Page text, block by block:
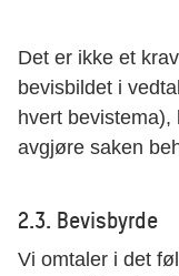
Det er ikke et
bevisbildet i
hvert
avgjøre saken
2.3. Bevisbyrde
Vi omtaler i det